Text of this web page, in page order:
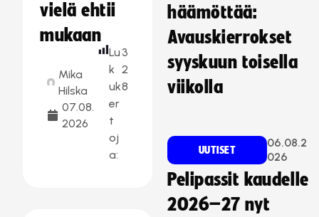
vielä ehtii
mukaan
Mika
Hilska
07.08.
2026
Lu
k
uk
er
t
oj
a:
3
2
8
häämöttää:
Avauskierrokset
syyskuun toisella
viikolla
UUTISET
06.08.2
026
Pelipassit kaudelle
2026–27 nyt